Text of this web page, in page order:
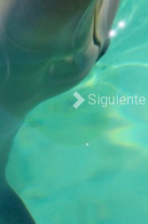
Siguiente